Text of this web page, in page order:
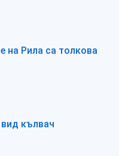
на Рила са толкова
кълвач